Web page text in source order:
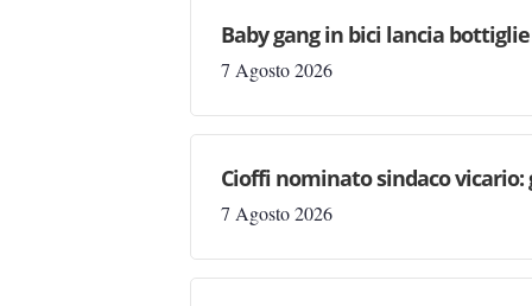
Baby gang in bici lancia
7 Agosto 2026
Cioffi nominato sindaco
7 Agosto 2026